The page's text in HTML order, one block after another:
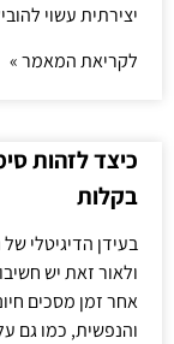
יצירתית עשוי
לקריאת המאמר »
כיצד לזהות
בקלות
בעידן הדיגיטלי
ולאור זאת יש
אחר זמן מסכים
והנפשית, כמו גם